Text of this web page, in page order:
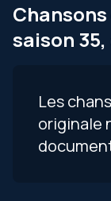
saison 35,
Les
originale